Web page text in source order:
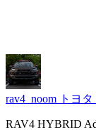
rav4_noom トヨ
RAV4 HYBRID